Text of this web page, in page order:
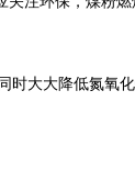
时大大降低氮氧